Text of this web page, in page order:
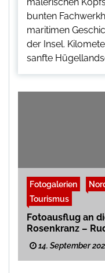
bunten
maritimen
der Insel.
sanfte
Fotogalerien
Tourismus
Fotoausflug an
Rosenkranz –
14. September